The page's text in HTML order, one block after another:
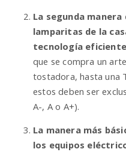
La segunda
lamparitas de la
tecnología
que se compra un
tostadora, hasta una
estos deben ser
A-, A o A+).
La manera más
los equipos